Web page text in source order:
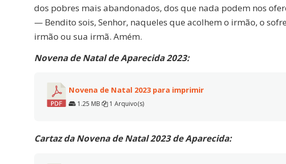
dos pobres mais abandonados, dos que nada podem nos
— Bendito sois, Senhor, naqueles que acolhem o irmão, o
irmão ou sua irmã. Amém.
Novena de Natal de Aparecida 2023:
Novena de Natal 2023 para imprimir
1.25 MB 1 Arquivo(s)
Cartaz da Novena de Natal 2023 de Aparecida: